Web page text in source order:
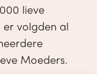
lieve
er volgden al
Moeders.